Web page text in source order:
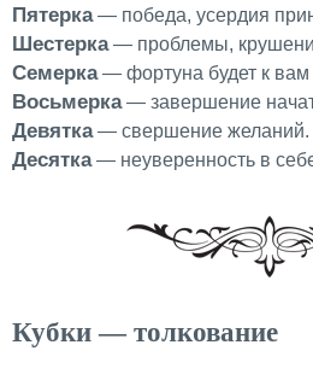
Пятерка— победа, усердия
Шестерка— проблемы,
Семерка— фортуна будет к вам
Восьмерка— завершение
Девятка— свершение желаний.
Десятка— неуверенность в
Кубки — толкование